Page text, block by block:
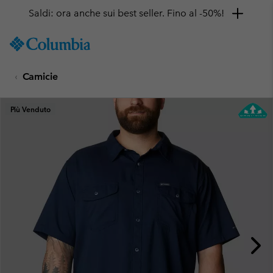
TO
SKIP
MAIN
NAV
Saldi: ora anche sui best seller. Fino al -50%!
Camicie
Più Venduto